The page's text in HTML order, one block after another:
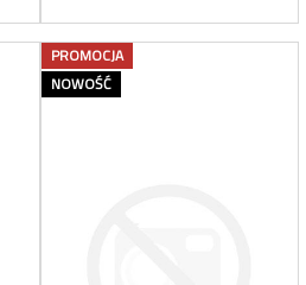
PROMOCJA
NOWOŚĆ